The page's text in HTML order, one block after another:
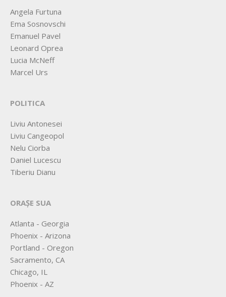
Angela Furtuna
Ema Sosnovschi
Emanuel Pavel
Leonard Oprea
Lucia McNeff
Marcel Urs
POLITICA
Liviu Antonesei
Liviu Cangeopol
Nelu Ciorba
Daniel Lucescu
Tiberiu Dianu
ORAȘE SUA
Atlanta - Georgia
Phoenix - Arizona
Portland - Oregon
Sacramento, CA
Chicago, IL
Phoenix - AZ